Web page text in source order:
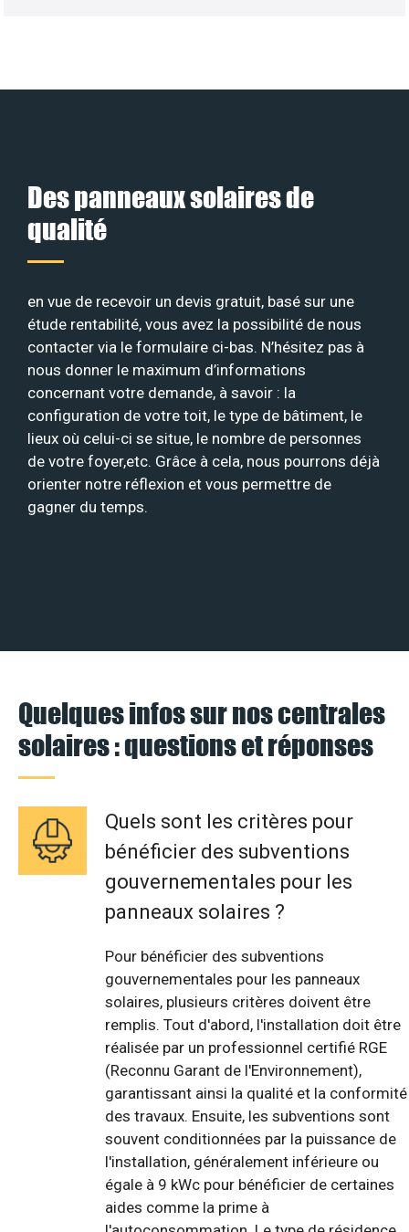
Des panneaux solaires de
qualité
en vue de recevoir un devis gratuit, basé sur une
étude rentabilité, vous avez la possibilité de nous
contacter via le formulaire ci-bas. N’hésitez pas à
nous donner le maximum d’informations
concernant votre demande, à savoir : la
configuration de votre toit, le type de bâtiment, le
lieux où celui-ci se situe, le nombre de personnes
de votre foyer,etc. Grâce à cela, nous pourrons déjà
orienter notre réflexion et vous permettre de
gagner du temps.
Quelques infos sur nos centrales
solaires : questions et réponses
Quels sont les critères pour
bénéficier des subventions
gouvernementales pour les
panneaux solaires ?
Pour bénéficier des subventions
gouvernementales pour les panneaux
solaires, plusieurs critères doivent être
remplis. Tout d'abord, l'installation doit être
réalisée par un professionnel certifié RGE
(Reconnu Garant de l'Environnement),
garantissant ainsi la qualité et la conformité
des travaux. Ensuite, les subventions sont
souvent conditionnées par la puissance de
l'installation, généralement inférieure ou
égale à 9 kWc pour bénéficier de certaines
aides comme la prime à